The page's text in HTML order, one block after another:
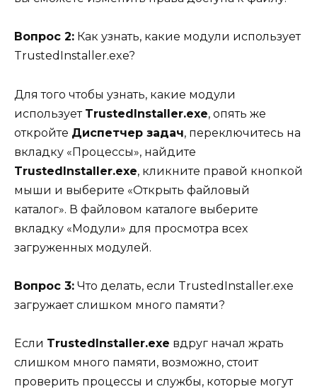
Вопрос 2: Как узнать, какие модули использует
TrustedInstaller.exe?
Для того чтобы узнать, какие модули
использует TrustedInstaller.exe, опять же
откройте Диспетчер задач, переключитесь на
вкладку «Процессы», найдите
TrustedInstaller.exe, кликните правой кнопкой
мыши и выберите «Открыть файловый
каталог». В файловом каталоге выберите
вкладку «Модули» для просмотра всех
загруженных модулей.
Вопрос 3: Что делать, если TrustedInstaller.exe
загружает слишком много памяти?
Если TrustedInstaller.exe вдруг начал жрать
слишком много памяти, возможно, стоит
проверить процессы и службы, которые могут